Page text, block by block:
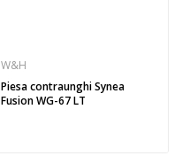
W&H
Piesa contraunghi Synea
Fusion WG-67 LT